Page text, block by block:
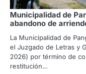
Municipalidad de
abandono de
La Municipalidad de
el Juzgado de Letras y
2026) por término de
restitución…